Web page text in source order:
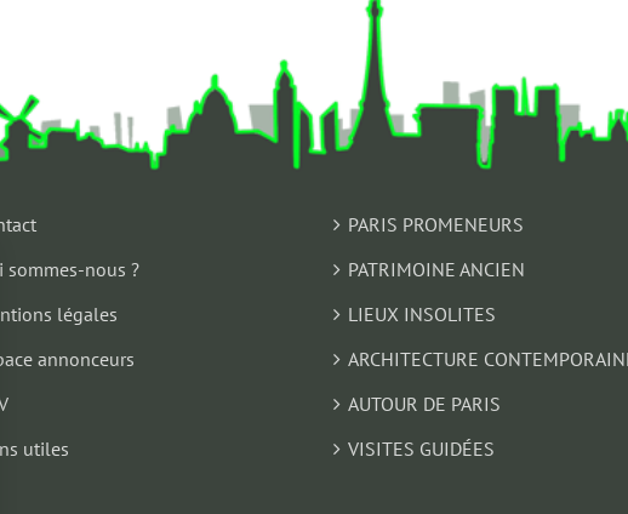
sommes-nous ?
légales
annonceurs
utiles
PARIS PROMENEURS
PATRIMOINE ANCIEN
LIEUX INSOLITES
ARCHITECTURE
AUTOUR DE PARIS
VISITES GUIDÉES